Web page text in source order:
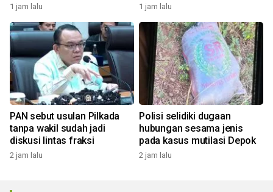
1 jam lalu 1 jam lalu
PAN sebut usulan Pilkada
tanpa wakil sudah jadi
diskusi lintas fraksi
2 jam lalu
Polisi selidiki dugaan
hubungan sesama jenis
pada kasus mutilasi Depok
2 jam lalu